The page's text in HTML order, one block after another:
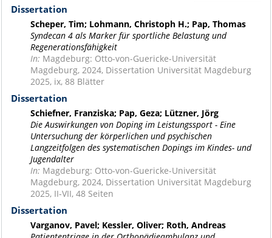
Dissertation
Scheper, Tim; Lohmann, Christoph H.; Pap, Thomas
Syndecan 4 als Marker für sportliche Belastung und
Regenerationsfähigkeit
In: Magdeburg: Otto-von-Guericke-Universität
Magdeburg, 2024, Dissertation Universität Magdeburg
2025, ix, 88 Blätter
Dissertation
Schiefner, Franziska; Pap, Geza; Lützner, Jörg
Die Auswirkungen von Doping im Leistungssport - Eine
Untersuchung der körperlichen und psychischen
Langzeitfolgen des systematischen Dopings im Kindes- und
Jugendalter
In: Magdeburg: Otto-von-Guericke-Universität
Magdeburg, 2024, Dissertation Universität Magdeburg
2025, II-VII, 48 Seiten
Dissertation
Varganov, Pavel; Kessler, Oliver; Roth, Andreas